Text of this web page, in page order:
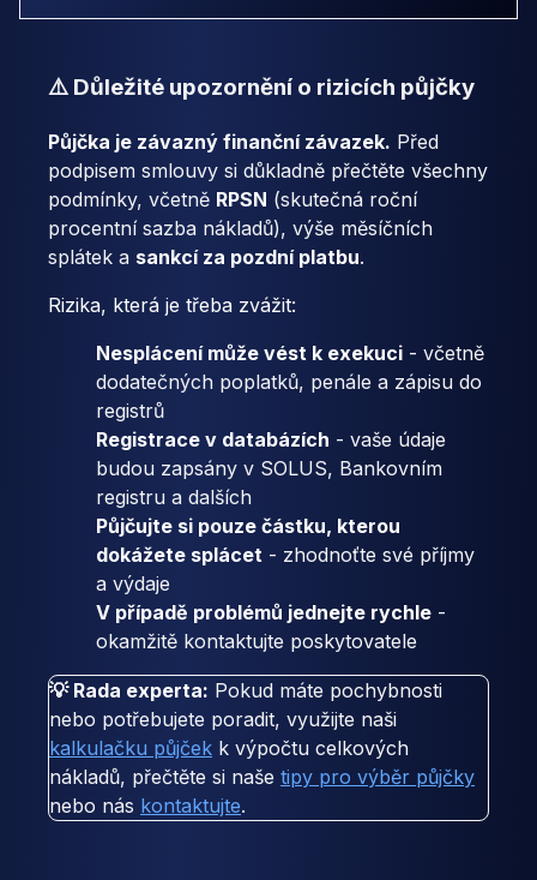
⚠️ Důležité upozornění o rizicích půjčky
Půjčka je závazný finanční závazek. Před
podpisem smlouvy si důkladně přečtěte všechny
podmínky, včetně RPSN (skutečná roční
procentní sazba nákladů), výše měsíčních
splátek a sankcí za pozdní platbu.
Rizika, která je třeba zvážit:
Nesplácení může vést k exekuci - včetně
dodatečných poplatků, penále a zápisu do
registrů
Registrace v databázích - vaše údaje
budou zapsány v SOLUS, Bankovním
registru a dalších
Půjčujte si pouze částku, kterou
dokážete splácet - zhodnoťte své příjmy
a výdaje
V případě problémů jednejte rychle -
okamžitě kontaktujte poskytovatele
💡 Rada experta: Pokud máte pochybnosti
nebo potřebujete poradit, využijte naši
kalkulačku půjček k výpočtu celkových
nákladů, přečtěte si naše tipy pro výběr půjčky
nebo nás kontaktujte.